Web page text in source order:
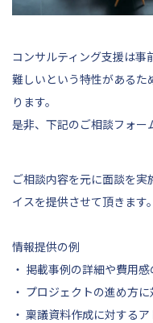
コンサルティング支援は
難しいという特性があるた
ります。
是非、 下記のご相談フォー
ご相談内容を元に面談を
イスを提供させて頂きます。
情報提供の例
・ 掲載事例の詳細や費用
・ プロジェクトの進め方
・ 稟議資料作成に対する